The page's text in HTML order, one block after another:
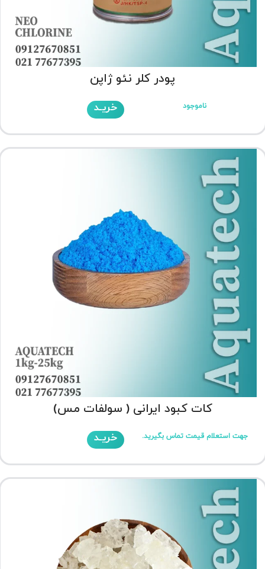
پودر کلر نئو ژاپن
ناموجود خریـد
کات کبود ایرانی ( سولفات مس)
جهت استعلام قیمت تماس بگیرید. خریـد